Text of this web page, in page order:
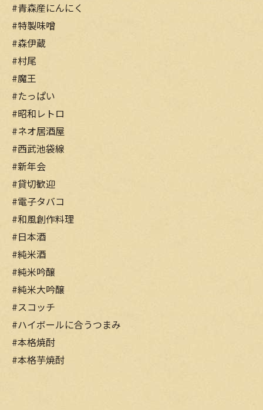
#青森産にんにく
#特製味噌
#森伊蔵
#村尾
#魔王
#たっぱい
#昭和レトロ
#ネオ居酒屋
#西武池袋線
#新年会
#貸切歓迎
#電子タバコ
#和風創作料理
#日本酒
#純米酒
#純米吟醸
#純米大吟醸
#スコッチ
#ハイボールに合うつまみ
#本格焼酎
#本格芋焼酎